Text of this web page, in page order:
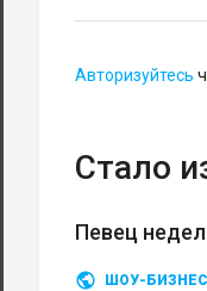
Авторизуйтесь
Стало
Певец
ШОУ-БИЗНЕС